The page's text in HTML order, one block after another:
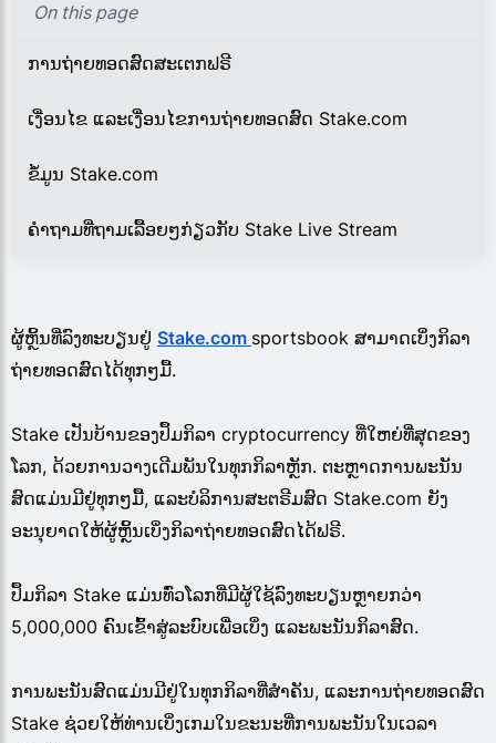
On this page
ການຖ່າຍທອດສົດສະເຕກຟຣີ
ເງື່ອນໄຂ ແລະເງື່ອນໄຂການຖ່າຍທອດສົດ Stake.com
ຂໍ້ມູນ Stake.com
ຄຳຖາມທີ່ຖາມເລື້ອຍໆກ່ຽວກັບ Stake Live Stream
ຜູ້ຫຼິ້ນທີ່ລົງທະບຽນຢູ່ Stake.com sportsbook ສາມາດເບິ່ງກິລາ
ຖ່າຍທອດສົດໄດ້ທຸກໆມື້.
Stake ເປັນບ້ານຂອງປຶ້ມກິລາ cryptocurrency ທີ່ໃຫຍ່ທີ່ສຸດຂອງ
ໂລກ, ດ້ວຍການວາງເດີມພັນໃນທຸກກິລາຫຼັກ. ຕະຫຼາດການພະນັນ
ສົດແມ່ນມີຢູ່ທຸກໆມື້, ແລະບໍລິການສະຕຣີມສົດ Stake.com ຍັງ
ອະນຸຍາດໃຫ້ຜູ້ຫຼິ້ນເບິ່ງກິລາຖ່າຍທອດສົດໄດ້ຟຣີ.
ປຶ້ມກິລາ Stake ແມ່ນທົ່ວໂລກທີ່ມີຜູ້ໃຊ້ລົງທະບຽນຫຼາຍກວ່າ
5,000,000 ຄົນເຂົ້າສູ່ລະບົບເພື່ອເບິ່ງ ແລະພະນັນກິລາສົດ.
ການພະນັນສົດແມ່ນມີຢູ່ໃນທຸກກິລາທີ່ສໍາຄັນ, ແລະການຖ່າຍທອດສົດ
Stake ຊ່ວຍໃຫ້ທ່ານເບິ່ງເກມໃນຂະນະທີ່ການພະນັນໃນເວລາ